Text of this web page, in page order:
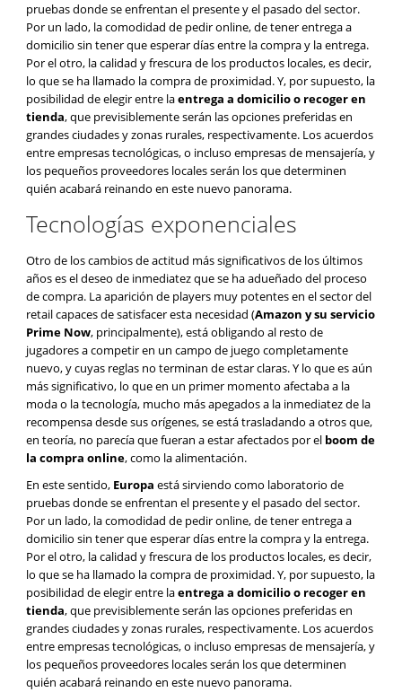
pruebas donde se enfrentan el presente y el pasado del sector.
Por un lado, la comodidad de pedir online, de tener entrega a
domicilio sin tener que esperar días entre la compra y la entrega.
Por el otro, la calidad y frescura de los productos locales, es decir,
lo que se ha llamado la compra de proximidad. Y, por supuesto, la
posibilidad de elegir entre laentrega a domicilio o recoger en
tienda, que previsiblemente serán las opciones preferidas en
grandes ciudades y zonas rurales, respectivamente. Los acuerdos
entre empresas tecnológicas, o incluso empresas de mensajería, y
los pequeños proveedores locales serán los que determinen
quién acabará reinando en este nuevo panorama.
Tecnologías exponenciales
Otro de los cambios de actitud más significativos de los últimos
años es el deseo de inmediatez que se ha adueñado del proceso
de compra. La aparición de players muy potentes en el sector del
retail capaces de satisfacer esta necesidad (Amazon y su servicio
Prime Now, principalmente), está obligando al resto de
jugadores a competir en un campo de juego completamente
nuevo, y cuyas reglas no terminan de estar claras. Y lo que es aún
más significativo, lo que en un primer momento afectaba a la
moda o la tecnología, mucho más apegados a la inmediatez de la
recompensa desde sus orígenes, se está trasladando a otros que,
en teoría, no parecía que fueran a estar afectados por el boom de
la compra online, como la alimentación.
En este sentido, Europa está sirviendo como laboratorio de
pruebas donde se enfrentan el presente y el pasado del sector.
Por un lado, la comodidad de pedir online, de tener entrega a
domicilio sin tener que esperar días entre la compra y la entrega.
Por el otro, la calidad y frescura de los productos locales, es decir,
lo que se ha llamado la compra de proximidad. Y, por supuesto, la
posibilidad de elegir entre laentrega a domicilio o recoger en
tienda, que previsiblemente serán las opciones preferidas en
grandes ciudades y zonas rurales, respectivamente. Los acuerdos
entre empresas tecnológicas, o incluso empresas de mensajería, y
los pequeños proveedores locales serán los que determinen
quién acabará reinando en este nuevo panorama.